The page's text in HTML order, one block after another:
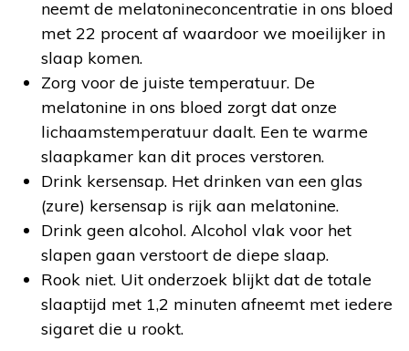
neemt de melatonineconcentratie in ons bloed
met 22 procent af waardoor we moeilijker in
slaap komen.
Zorg voor de juiste temperatuur. De
melatonine in ons bloed zorgt dat onze
lichaamstemperatuur daalt. Een te warme
slaapkamer kan dit proces verstoren.
Drink kersensap. Het drinken van een glas
(zure) kersensap is rijk aan melatonine.
Drink geen alcohol. Alcohol vlak voor het
slapen gaan verstoort de diepe slaap.
Rook niet. Uit onderzoek blijkt dat de totale
slaaptijd met 1,2 minuten afneemt met iedere
sigaret die u rookt.